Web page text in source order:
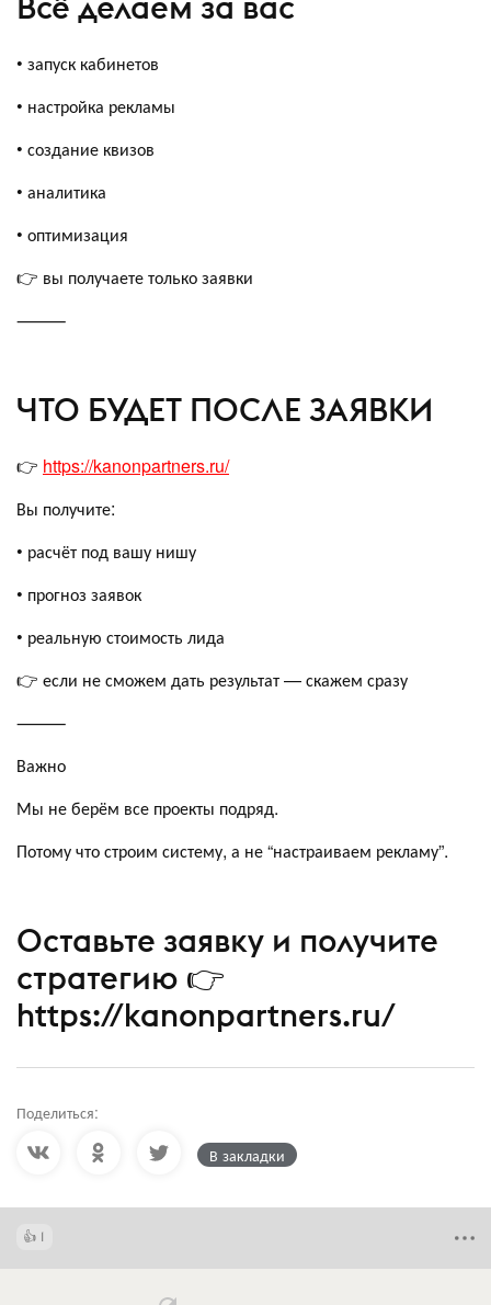
• запуск кабинетов
• настройка рекламы
• создание квизов
• аналитика
• оптимизация
👉 вы получаете только заявки
⸻
ЧТО БУДЕТ ПОСЛЕ ЗАЯВКИ
👉 https://kanonpartners.ru/
Вы получите:
• расчёт под вашу нишу
• прогноз заявок
• реальную стоимость лида
👉 если не сможем дать результат — скажем сразу
⸻
Важно
Мы не берём все проекты подряд.
Потому что строим систему, а не “настраиваем рекламу”.
Оставьте заявку и получите
стратегию 👉
https://kanonpartners.ru/
Поделиться:
В закладки
1